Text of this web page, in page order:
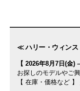
≪ ハリー・ウィン
【 2026年8月7日(金)
お探しのモデルやご
【 在庫・価格など